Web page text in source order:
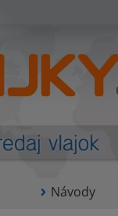
Návody